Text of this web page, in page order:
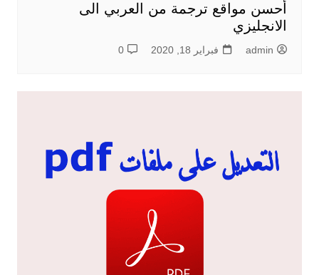
أحسن مواقع ترجمة من العربي الى
الانجليزي
admin فبراير 18, 2020 0